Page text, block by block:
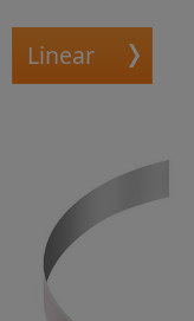
Linear